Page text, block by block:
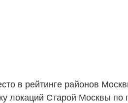
в рейтинге районов
локаций Старой Москвы